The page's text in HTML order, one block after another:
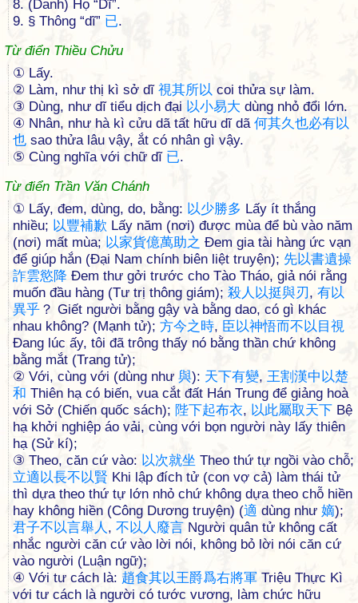
8. (Danh) Họ “Dĩ”.
9. § Thông “dĩ” 已.
Từ điển Thiều Chửu
① Lấy.
② Làm, như thị kì sở dĩ 視其所以 coi thửa sự làm.
③ Dùng, như dĩ tiểu dịch đại 以小易大 dùng nhỏ đổi lớn.
④ Nhân, như hà kì cửu dã tất hữu dĩ dã 何其久也必有以
也 sao thửa lâu vậy, ắt có nhân gì vậy.
⑤ Cùng nghĩa với chữ dĩ 已.
Từ điển Trần Văn Chánh
① Lấy, đem, dùng, do, bằng: 以少勝多 Lấy ít thắng
nhiều; 以豐補歉 Lấy năm (nơi) được mùa để bù vào năm
(nơi) mất mùa; 以家貨億萬助之 Đem gia tài hàng ức vạn
để giúp hắn (Đại Nam chính biên liệt truyện); 先以書遺操
詐雲慾降 Đem thư gởi trước cho Tào Tháo, giả nói rằng
muốn đầu hàng (Tư trị thông giám); 殺人 以挺與刃 , 有以
異乎 ？ Giết người bằng gậy và bằng dao, có gì khác
nhau không? (Mạnh tử); 方今之時, 臣以神悟而不以目視
Đang lúc ấy, tôi đã trông thấy nó bằng thần chứ không
bằng mắt (Trang tử);
② Với, cùng với (dùng như 與): 天下有變, 王割漢中以楚
和 Thiên hạ có biến, vua cắt đất Hán Trung để giảng hoà
với Sở (Chiến quốc sách); 陛下起布衣, 以此屬取天下 Bệ
hạ khởi nghiệp áo vải, cùng với bọn người này lấy thiên
hạ (Sử kí);
③ Theo, căn cứ vào: 以次就坐 Theo thứ tự ngồi vào chỗ;
立適以長不以賢 Khi lập đích tử (con vợ cả) làm thái tử
thì dựa theo thứ tự lớn nhỏ chứ không dựa theo chỗ hiền
hay không hiền (Công Dương truyện) (適 dùng như 嫡);
君子不以言舉人 , 不以人 廢言 Người quân tử không cất
nhắc người căn cứ vào lời nói, không bỏ lời nói căn cứ
vào người (Luận ngữ);
④ Với tư cách là: 趙食其以王爵爲右將軍 Triệu Thực Kì
với tư cách là người có tước vương, làm chức hữu